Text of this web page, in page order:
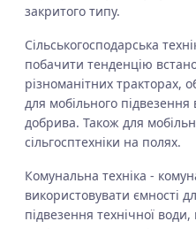
закритого типу.
Сільськогосподарська
побачити тенденцію
різноманітних тракторах,
для мобільного
добрива. Також для
сільгосптехніки на полях.
Комунальна техніка -
використовувати ємності
підвезення технічної